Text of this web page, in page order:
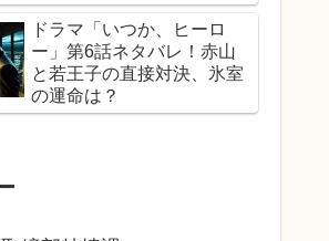
ドラマ「いつか、ヒーロ
ー」第6話ネタバレ！赤山
と若王子の直接対決、氷室
の運命は？